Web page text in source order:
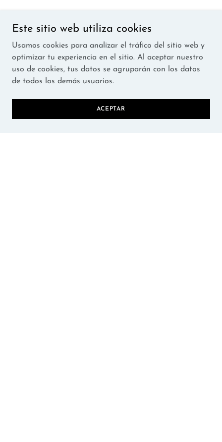
Este sitio web utiliza cookies
Usamos cookies para analizar el tráfico del sitio web y
optimizar tu experiencia en el sitio. Al aceptar nuestro
uso de cookies, tus datos se agruparán con los datos
de todos los demás usuarios.
ACEPTAR